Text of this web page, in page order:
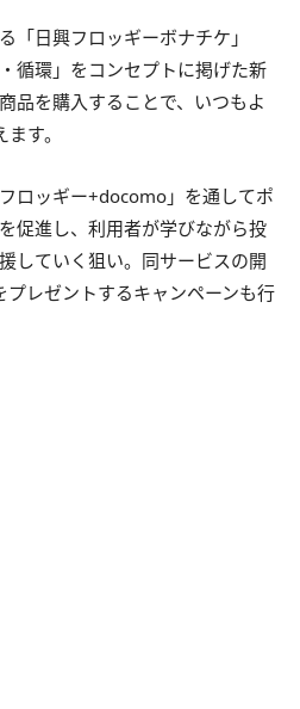
「日興フロッギーボナチケ」
循環」をコンセプトに掲げた新
品を購入することで、いつもよ
す。
ロッギー+docomo 」を通してポ
促進し、利用者が学びながら投
していく狙い。同サービスの開
プレゼントするキャンペーンも行